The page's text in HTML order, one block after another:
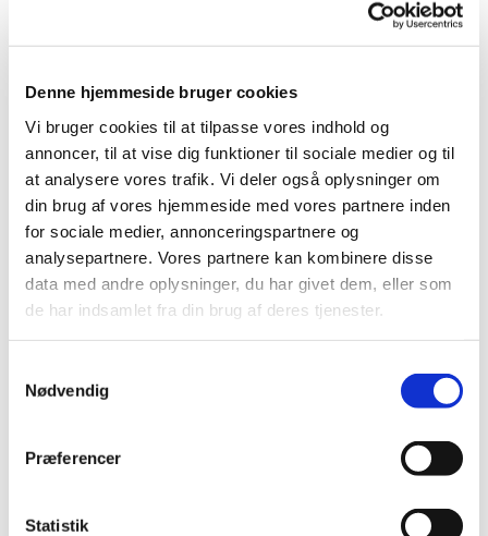
Denne hjemmeside bruger cookies
Vi bruger cookies til at tilpasse vores indhold og
annoncer, til at vise dig funktioner til sociale medier og til
at analysere vores trafik. Vi deler også oplysninger om
din brug af vores hjemmeside med vores partnere inden
for sociale medier, annonceringspartnere og
analysepartnere. Vores partnere kan kombinere disse
data med andre oplysninger, du har givet dem, eller som
de har indsamlet fra din brug af deres tjenester.
Nødvendig
Præferencer
Statistik
Du vil måske også kunne lide...